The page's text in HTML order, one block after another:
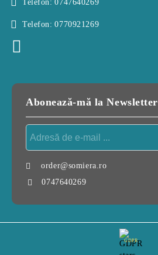
Telefon: 0747640269
Telefon: 0770921269
Abonează-mă la Newsletter
order@somiera.ro
0747640269
GDPR